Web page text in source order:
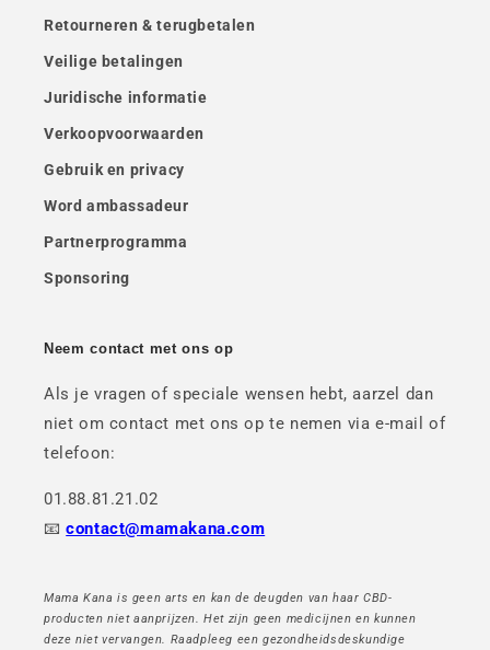
Retourneren & terugbetalen
Veilige betalingen
Juridische informatie
Verkoopvoorwaarden
Gebruik en privacy
Word ambassadeur
Partnerprogramma
Sponsoring
Neem contact met ons op
Als je vragen of speciale wensen hebt, aarzel dan
niet om contact met ons op te nemen via e-mail of
telefoon:
01.88.81.21.02
📧contact@mamakana.com
Mama Kana is geen arts en kan de deugden van haar CBD-
producten niet aanprijzen. Het zijn geen medicijnen en kunnen
deze niet vervangen. Raadpleeg een gezondheidsdeskundige